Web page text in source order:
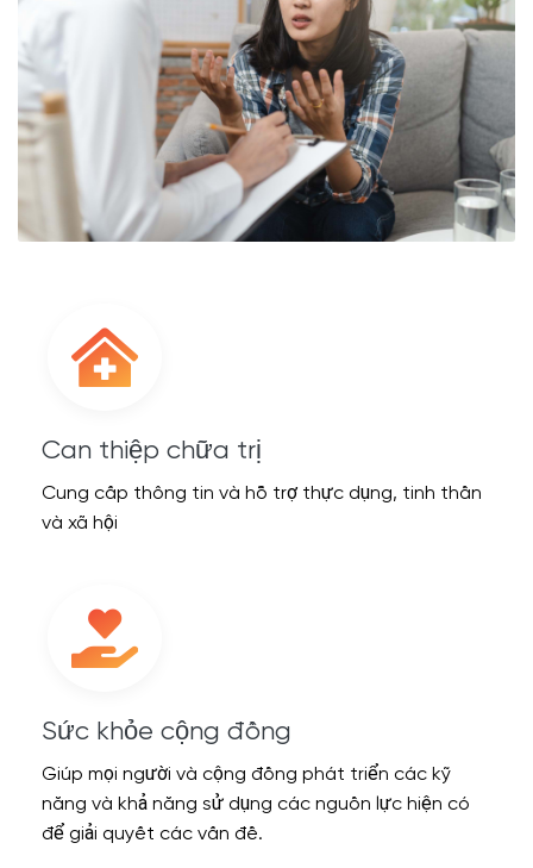
Can thiệp chữa trị
Cung cấp thông tin và hỗ trợ thực dụng, tinh thần
và xã hội
Sức khỏe cộng đồng
Giúp mọi người và cộng đồng phát triển các kỹ
năng và khả năng sử dụng các nguồn lực hiện có
để giải quyết các vấn đề.